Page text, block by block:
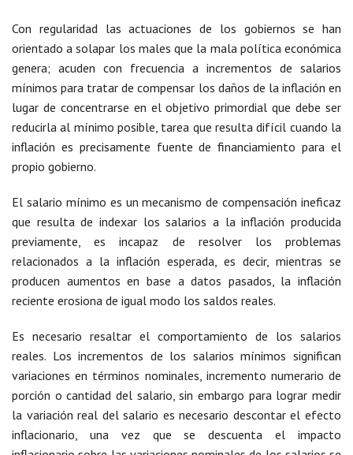
Con regularidad las actuaciones de los gobiernos se han
orientado a solapar los males que la mala política económica
genera; acuden con frecuencia a incrementos de salarios
mínimos para tratar de compensar los daños de la inflación en
lugar de concentrarse en el objetivo primordial que debe ser
reducirla al mínimo posible, tarea que resulta difícil cuando la
inflación es precisamente fuente de financiamiento para el
propio gobierno.
El salario mínimo es un mecanismo de compensación ineficaz
que resulta de indexar los salarios a la inflación producida
previamente, es incapaz de resolver los problemas
relacionados a la inflación esperada, es decir, mientras se
producen aumentos en base a datos pasados, la inflación
reciente erosiona de igual modo los saldos reales.
Es necesario resaltar el comportamiento de los salarios
reales. Los incrementos de los salarios mínimos significan
variaciones en términos nominales, incremento numerario de
porción o cantidad del salario, sin embargo para lograr medir
la variación real del salario es necesario descontar el efecto
inflacionario, una vez que se descuenta el impacto